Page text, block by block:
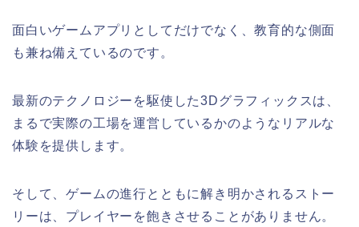
面白いゲームアプリとしてだけでなく、教育的な側面
も兼ね備えているのです。
最新のテクノロジーを駆使した3Dグラフィックスは、
まるで実際の工場を運営しているかのようなリアルな
体験を提供します。
そして、ゲームの進行とともに解き明かされるストー
リーは、プレイヤーを飽きさせることがありません。